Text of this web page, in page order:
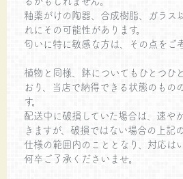
釉薬がけの陶器、合成樹脂、ガラス
れにその可能性があります。
匂いに特に敏感な方は、その点をご
植物と同様、鉢についてもひとつひ
おり、当店で納得できる状態のもの
す。
配送中に破損していた場合は、速や
きますが、破損ではない場合の上記
仕様の範囲内のこととなり、対応は
何卒ご了承くださいませ。